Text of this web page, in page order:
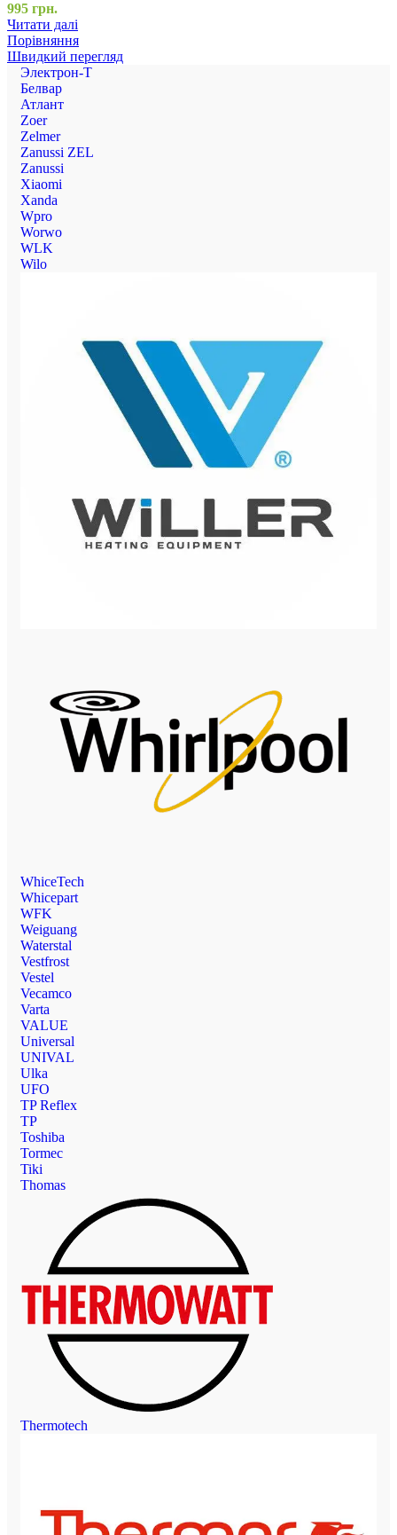
995 грн.
Читати далі
Порівняння
Швидкий перегляд
Электрон-Т
Белвар
Атлант
Zoer
Zelmer
Zanussi ZEL
Zanussi
Xiaomi
Xanda
Wpro
Worwo
WLK
Wilo
WhiceTech
Whicepart
WFK
Weiguang
Waterstal
Vestfrost
Vestel
Vecamco
Varta
VALUE
Universal
UNIVAL
Ulka
UFO
TP Reflex
TP
Toshiba
Tormec
Tiki
Thomas
Thermotech